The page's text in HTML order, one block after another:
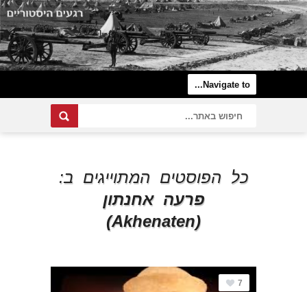
כל הפוסטים המתוייגים ב:
פרעה אחנתון
(Akhenaten)
7